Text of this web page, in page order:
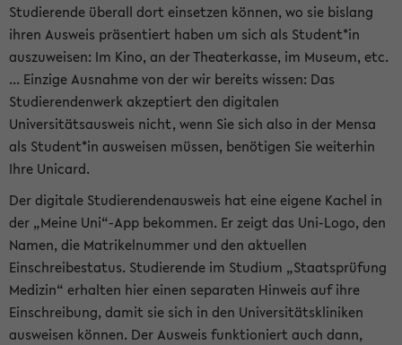
Studierende überall dort einsetzen können, wo sie bislang
ihren Ausweis präsentiert haben um sich als Student*in
auszuweisen: Im Kino, an der Theaterkasse, im Museum, etc.
... Einzige Ausnahme von der wir bereits wissen: Das
Studierendenwerk akzeptiert den digitalen
Universitätsausweis nicht, wenn Sie sich also in der Mensa
als Student*in ausweisen müssen, benötigen Sie weiterhin
Ihre Unicard.
Der digitale Studierendenausweis hat eine eigene Kachel in
der „Meine Uni“-App bekommen. Er zeigt das Uni-Logo, den
Namen, die Matrikelnummer und den aktuellen
Einschreibestatus. Studierende im Studium „Staatsprüfung
Medizin“ erhalten hier einen separaten Hinweis auf ihre
Einschreibung, damit sie sich in den Universitätskliniken
ausweisen können. Der Ausweis funktioniert auch dann,